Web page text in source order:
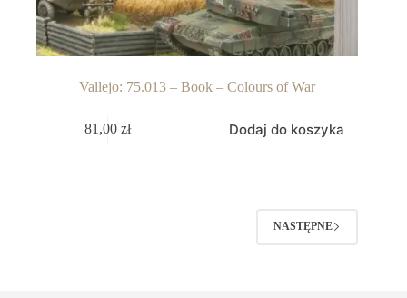
Vallejo: 75.013 – Book – Colours of War
81,00zł Dodaj do koszyka
NASTĘPNE